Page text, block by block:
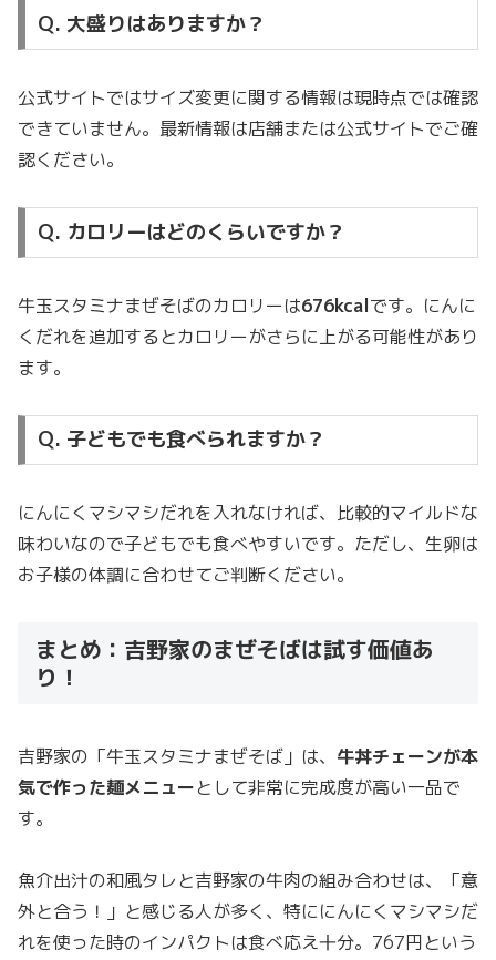
Q. 大盛りはありますか？
公式サイトではサイズ変更に関する情報は現時点では確認
できていません。最新情報は店舗または公式サイトでご確
認ください。
Q. カロリーはどのくらいですか？
牛玉スタミナまぜそばのカロリーは676kcalです。にんに
くだれを追加するとカロリーがさらに上がる可能性があり
ます。
Q. 子どもでも食べられますか？
にんにくマシマシだれを入れなければ、比較的マイルドな
味わいなので子どもでも食べやすいです。ただし、生卵は
お子様の体調に合わせてご判断ください。
まとめ：吉野家のまぜそばは試す価値あ
り！
吉野家の「牛玉スタミナまぜそば」は、 牛丼チェーンが本
気で作った麺メニューとして非常に完成度が高い一品で
す。
魚介出汁の和風タレと吉野家の牛肉の組み合わせは、「意
外と合う！」と感じる人が多く、特ににんにくマシマシだ
れを使った時のインパクトは食べ応え十分。767円という